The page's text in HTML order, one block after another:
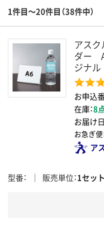
1件目～20件目（38件中）
アス
ダー
ジナル
お申込
在庫：8
お届け日
お急ぎ便
ア
型番 販売単位 1セッ